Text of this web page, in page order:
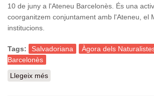
10 de juny a l'Ateneu Barcelonès. És una
coorganitzem conjuntament amb l'Ateneu, el
institucions.
Tags: Salvadoriana Àgora dels
Barcelonès
Llegeix més